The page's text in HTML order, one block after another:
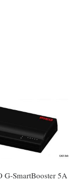
#) množství
G-SmartBooster 5A